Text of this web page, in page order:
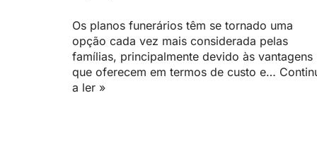
Os planos funerários têm se tornado uma
opção cada vez mais considerada pelas
famílias, principalmente devido às vantagens
que oferecem em termos de custo e…
a ler »